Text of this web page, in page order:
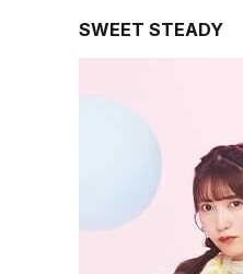
SWEET STEADY